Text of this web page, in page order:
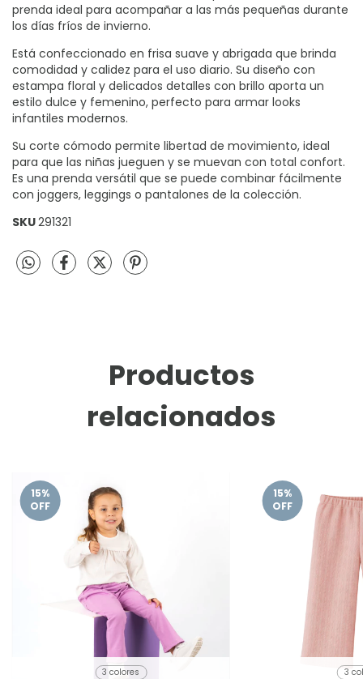
prenda ideal para acompañar a las más pequeñas durante
los días fríos de invierno.
Está confeccionado en frisa suave y abrigada que brinda
comodidad y calidez para el uso diario. Su diseño con
estampa floral y delicados detalles con brillo aporta un
estilo dulce y femenino, perfecto para armar looks
infantiles modernos.
Su corte cómodo permite libertad de movimiento, ideal
para que las niñas jueguen y se muevan con total confort.
Es una prenda versátil que se puede combinar fácilmente
con joggers, leggings o pantalones de la colección.
SKU291321
Productos
relacionados
15%
OFF
3 colores
15%
OFF
3